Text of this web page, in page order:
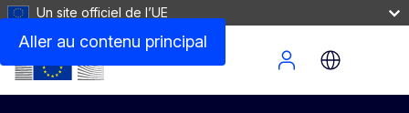
Aller au contenu principal
Un site officiel de l’UE
Site Menu